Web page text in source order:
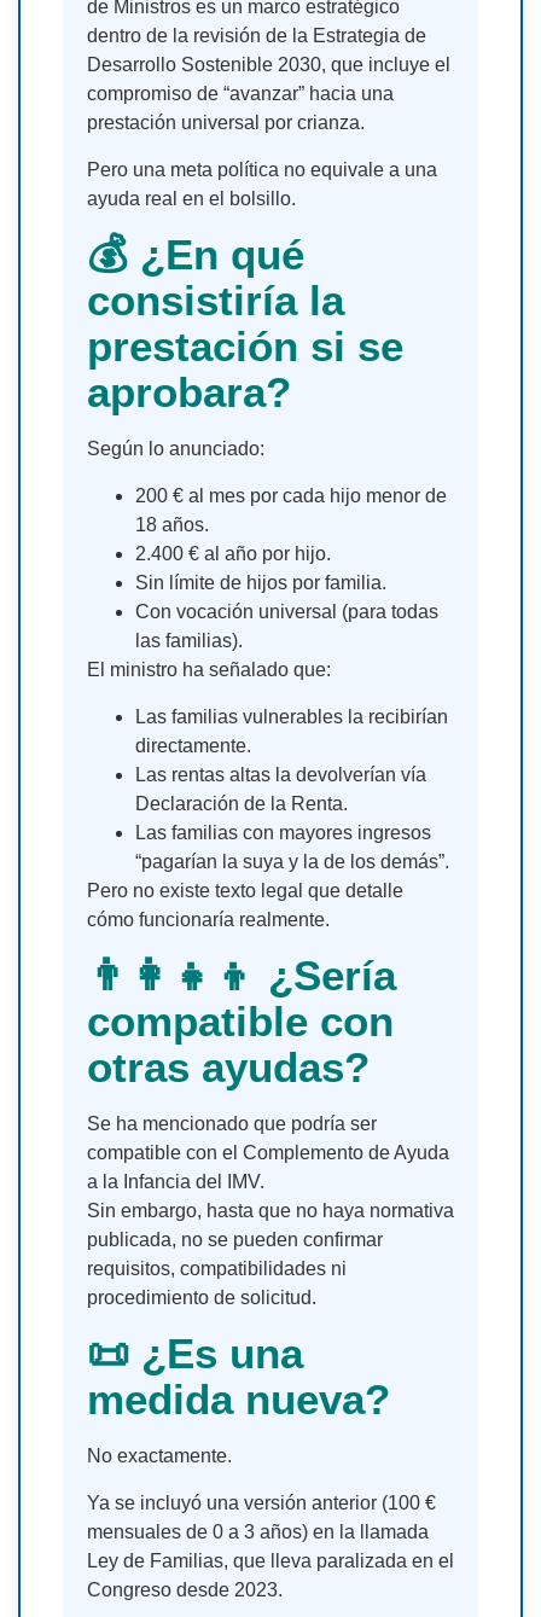
de Ministros es un marco estratégico
dentro de la revisión de la Estrategia de
Desarrollo Sostenible 2030, que incluye el
compromiso de “avanzar” hacia una
prestación universal por crianza.
Pero una meta política no equivale a una
ayuda real en el bolsillo.
💰 ¿En qué
consistiría la
prestación si se
aprobara?
Según lo anunciado:
200 € al mes por cada hijo menor de
18 años.
2.400 € al año por hijo.
Sin límite de hijos por familia.
Con vocación universal (para todas
las familias).
El ministro ha señalado que:
Las familias vulnerables la recibirían
directamente.
Las rentas altas la devolverían vía
Declaración de la Renta.
Las familias con mayores ingresos
“pagarían la suya y la de los demás”.
Pero no existe texto legal que detalle
cómo funcionaría realmente.
👨‍👩‍👧‍👦 ¿Sería
compatible con
otras ayudas?
Se ha mencionado que podría ser
compatible con el Complemento de Ayuda
a la Infancia del IMV.
Sin embargo, hasta que no haya normativa
publicada, no se pueden confirmar
requisitos, compatibilidades ni
procedimiento de solicitud.
📜 ¿Es una
medida nueva?
No exactamente.
Ya se incluyó una versión anterior (100 €
mensuales de 0 a 3 años) en la llamada
Ley de Familias, que lleva paralizada en el
Congreso desde 2023.